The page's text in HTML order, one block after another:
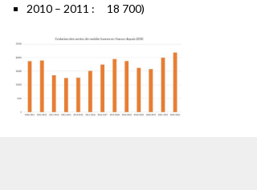
2010 – 2011 : 18 700)